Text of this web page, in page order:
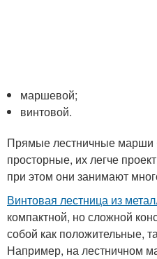
маршевой;
винтовой.
Прямые лестничные марши
просторные, их легче
при этом они занимают
Винтовая лестница из
компактной, но сложной
собой как положительные,
Например, на лестничном